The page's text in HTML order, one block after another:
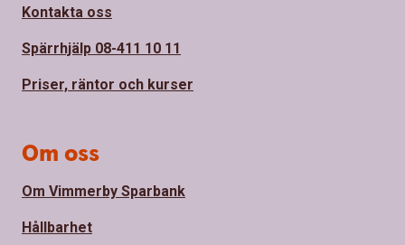
Kontakta oss
Spärrhjälp 08-411 10 11
Priser, räntor och kurser
Om oss
Om Vimmerby Sparbank
Hållbarhet